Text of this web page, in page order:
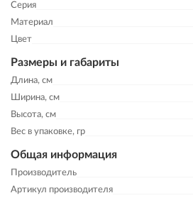
Серия
Материал
Цвет
Размеры и габариты
Длина, см
Ширина, см
Высота, см
Вес в упаковке, гр
Общая информация
Производитель
Артикул производителя